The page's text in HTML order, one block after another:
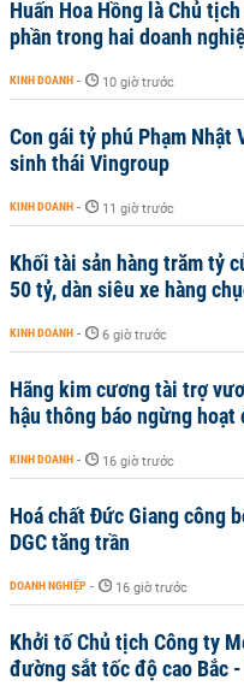
Huấn Hoa Hồng là Chủ
phần trong hai doanh
KINH DOANH - 10 giờ trước
Con gái tỷ phú Phạm Nhật
sinh thái Vingroup
KINH DOANH - 11 giờ trước
Khối tài sản hàng trăm tỷ
50 tỷ, dàn siêu xe hàng
KINH DOANH - 6 giờ trước
Hãng kim cương tài trợ
hậu thông báo ngừng hoạt
KINH DOANH - 16 giờ trước
Hoá chất Đức Giang công
DGC tăng trần
DOANH NGHIỆP - 16 giờ trước
Khởi tố Chủ tịch Công ty
đường sắt tốc độ cao Bắc